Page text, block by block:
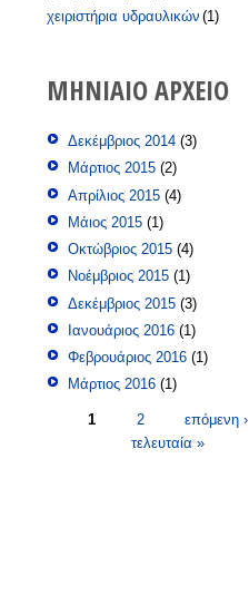
χειριστήρια υδραυλικών (1)
ΜΗΝΙΑΊΟ ΑΡΧΕΊΟ
Δεκέμβριος 2014 (3)
Μάρτιος 2015 (2)
Απρίλιος 2015 (4)
Μάιος 2015 (1)
Οκτώβριος 2015 (4)
Νοέμβριος 2015 (1)
Δεκέμβριος 2015 (3)
Ιανουάριος 2016 (1)
Φεβρουάριος 2016 (1)
Μάρτιος 2016 (1)
Σελίδες
1 2
επόμενη ›
τελευταία »